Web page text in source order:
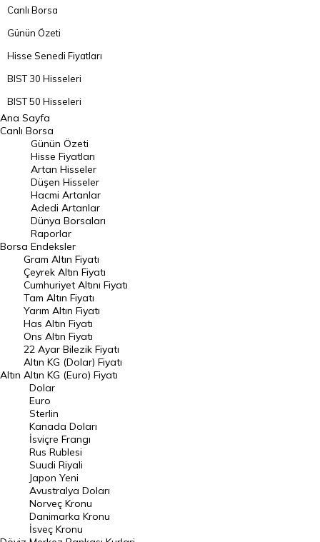
Canlı Borsa
Günün Özeti
Hisse Senedi Fiyatları
BIST 30 Hisseleri
BIST 50 Hisseleri
BIST 100 Hisseleri
En Çok Artan Hisseler
En Çok Düşen Hisseler
Hacmi Artanlar
Geçmiş Kapanışlar
Dünya Borsaları
Raporlar
Endeksler
DÖVİZ
Döviz Kuru
Dolar Kuru
Euro Kuru
Pound Kuru
Frank Kuru
Riyal Kuru
Avustralya Doları
Danimarka Kronu Kuru
Kanada Doları Kuru
Ana Sayfa
Canlı Borsa
Borsa
Günün Özeti
Hisse Fiyatları
Artan Hisseler
Düşen Hisseler
Hacmi Artanlar
Adedi Artanlar
Dünya Borsaları
Raporlar
Endeksler
Altın
Gram Altın Fiyatı
Çeyrek Altın Fiyatı
Cumhuriyet Altını Fiyatı
Tam Altın Fiyatı
Yarım Altın Fiyatı
Has Altın Fiyatı
Ons Altın Fiyatı
22 Ayar Bilezik Fiyatı
Altın KG (Dolar) Fiyatı
Altın KG (Euro) Fiyatı
Dolar
Euro
Sterlin
Kanada Doları
İsviçre Frangı
Rus Rublesi
Suudi Riyali
Japon Yeni
Avustralya Doları
Norveç Kronu
Danimarka Kronu
İsveç Kronu